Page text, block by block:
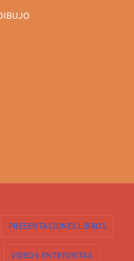
PRESENTACIONES LIBROS
VIDEOS-ENTREVISTAS